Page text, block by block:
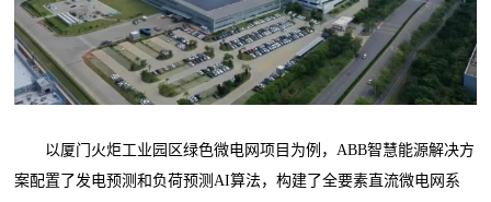
以厦门火炬工业园区绿色微电网项目为例，ABB智慧能源解决方
案配置了发电预测和负荷预测AI算法，构建了全要素直流微电网系